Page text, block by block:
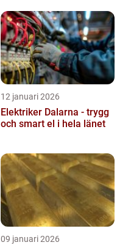
12 januari 2026
Elektriker Dalarna - trygg
och smart el i hela länet
09 januari 2026